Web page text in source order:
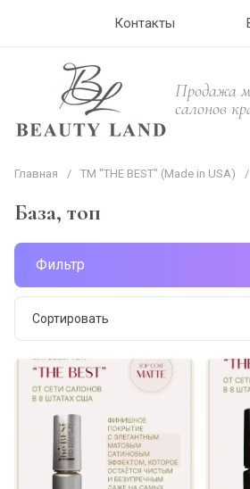
Контакты
Продажа
салонов
Главная / ТМ "THE BEST" (Made in USA) /
База, топ
Фильтр
Сортировать
Цена - возрастание
Название - Я-А
Название - А-Я